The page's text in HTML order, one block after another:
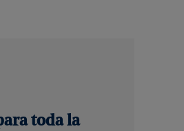
toda la